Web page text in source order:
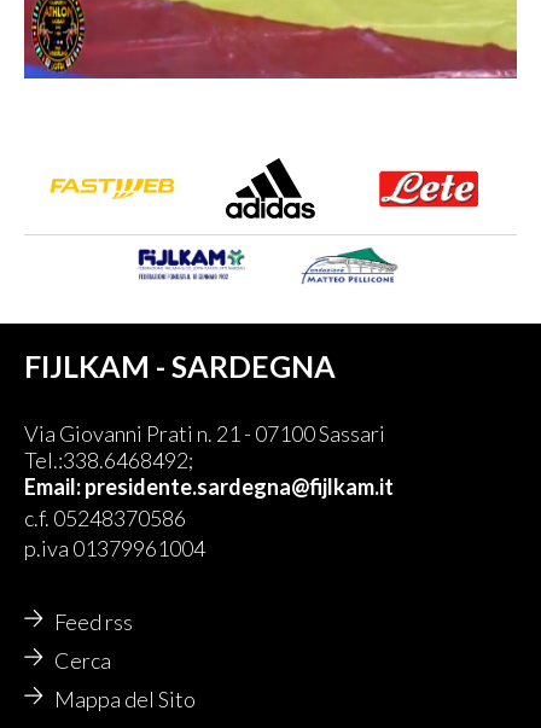
FIJLKAM - SARDEGNA
Via Giovanni Prati n. 21 - 07100 Sassari
Tel.:338.6468492;
Email:presidente.sardegna@fijlkam.it
c.f. 05248370586
p.iva 01379961004
Feed rss
Cerca
Mappa del Sito